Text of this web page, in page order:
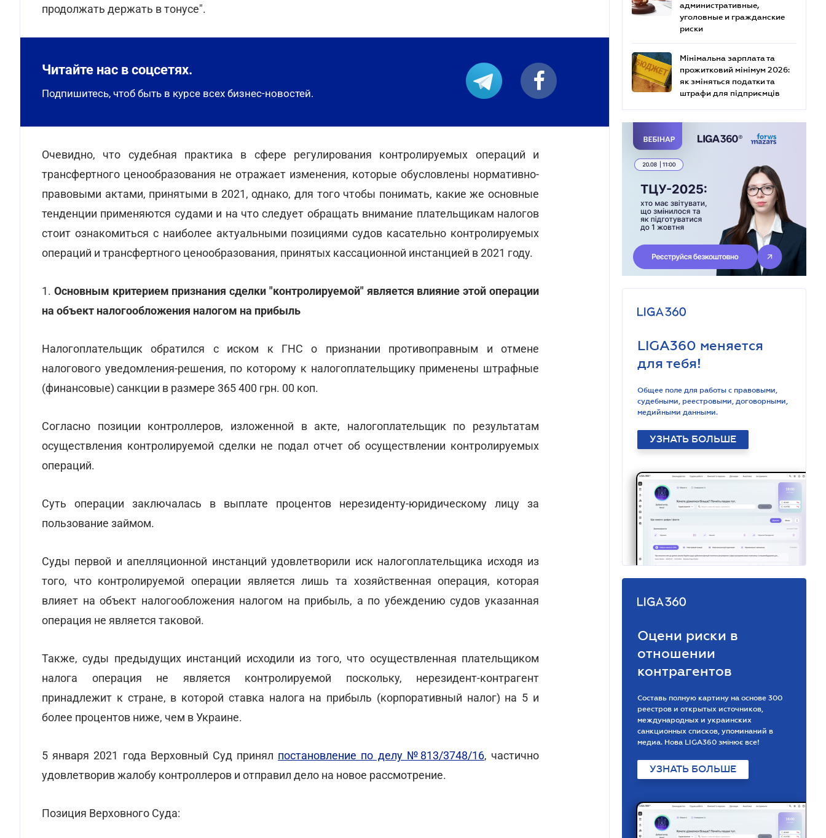
продолжать держать в тонусе".
Читайте нас в соцсетях.
Подпишитесь, чтоб быть в курсе всех бизнес-новостей.
Очевидно, что судебная практика в сфере регулирования контролируемых операций и
трансфертного ценообразования не отражает изменения, которые обусловлены нормативно-
правовыми актами, принятыми в 2021, однако, для того чтобы понимать, какие же основные
тенденции применяются судами и на что следует обращать внимание плательщикам налогов
стоит ознакомиться с наиболее актуальными позициями судов касательно контролируемых
операций и трансфертного ценообразования, принятых кассационной инстанцией в 2021 году.
1. Основным критерием признания сделки "контролируемой" является влияние этой операции
на объект налогообложения налогом на прибыль
Налогоплательщик обратился с иском к ГНС о признании противоправным и отмене
налогового уведомления-решения, по которому к налогоплательщику применены штрафные
(финансовые) санкции в размере 365 400 грн. 00 коп.
Согласно позиции контроллеров, изложенной в акте, налогоплательщик по результатам
осуществления контролируемой сделки не подал отчет об осуществлении контролируемых
операций.
Суть операции заключалась в выплате процентов нерезиденту-юридическому лицу за
пользование займом.
Суды первой и апелляционной инстанций удовлетворили иск налогоплательщика исходя из
того, что контролируемой операции является лишь та хозяйственная операция, которая
влияет на объект налогообложения налогом на прибыль, а по убеждению судов указанная
операция не является таковой.
Также, суды предыдущих инстанций исходили из того, что осуществленная плательщиком
налога операция не является контролируемой поскольку, нерезидент-контрагент
принадлежит к стране, в которой ставка налога на прибыль (корпоративный налог) на 5 и
более процентов ниже, чем в Украине.
5 января 2021 года Верховный Суд принял постановление по делу №813/3748/16, частично
удовлетворив жалобу контроллеров и отправил дело на новое рассмотрение.
Позиция Верховного Суда:
административные,
уголовные и гражданские
риски
Мінімальна зарплата та
прожитковий мінімум 2026:
як зміняться податки та
штрафи для підприємців
LIGA360 меняется
для тебя!
Общее поле для работы с правовыми,
судебными, реестровыми, договорными,
медийными данными.
УЗНАТЬ БОЛЬШЕ
Оцени риски в
отношении
контрагентов
Составь полную картину на основе 300
реестров и открытых источников,
международных и украинских
санкционных списков, упоминаний в
медиа. Нова LIGA360 змінює все!
УЗНАТЬ БОЛЬШЕ